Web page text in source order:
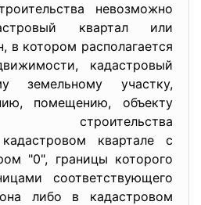
невозможно
квартал или
в котором располагается
кадастровый
земельному участку,
помещению, объекту
строительства
квартале с
"0", границы которого
соответствующего
либо в кадастровом